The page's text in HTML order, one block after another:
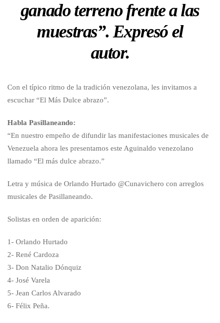
ganado terreno frente a las
muestras”. Expresó el
autor.
Con el típico ritmo de la tradición venezolana, les invitamos a
escuchar “El Más Dulce abrazo”.
Habla Pasillaneando:
“En nuestro empeño de difundir las manifestaciones musicales de
Venezuela ahora les presentamos este Aguinaldo venezolano
llamado “El más dulce abrazo.”
Letra y música de Orlando Hurtado @Cunavichero con arreglos
musicales de Pasillaneando.
Solistas en orden de aparición:
1- Orlando Hurtado
2- René Cardoza
3- Don Natalio Dónquiz
4- José Varela
5- Jean Carlos Alvarado
6- Félix Peña.